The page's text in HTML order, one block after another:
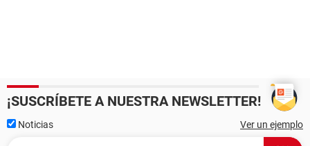
¡SUSCRÍBETE A NUESTRA NEWSLETTER!
Noticias Ver un ejemplo